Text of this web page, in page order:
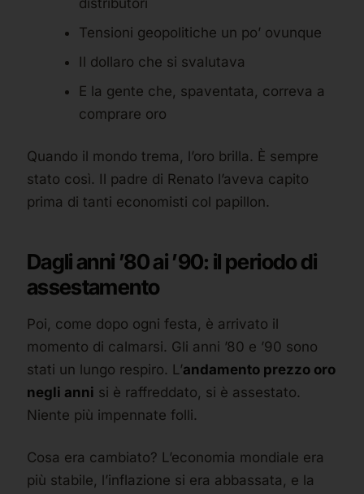
distributori
Tensioni geopolitiche un po’ ovunque
Il dollaro che si svalutava
E la gente che, spaventata, correva a
comprare oro
Quando il mondo trema, l’oro brilla. È sempre
stato così. Il padre di Renato l’aveva capito
prima di tanti economisti col papillon.
Dagli anni ’80 ai ’90: il periodo di
assestamento
Poi, come dopo ogni festa, è arrivato il
momento di calmarsi. Gli anni ’80 e ’90 sono
stati un lungo respiro. L’andamento prezzo oro
negli anni si è raffreddato, si è assestato.
Niente più impennate folli.
Cosa era cambiato? L’economia mondiale era
più stabile, l’inflazione si era abbassata, e la